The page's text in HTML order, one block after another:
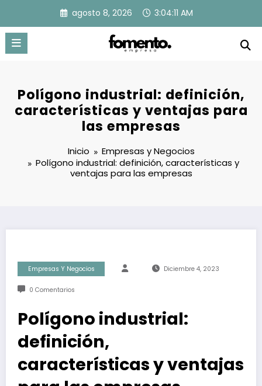
contenido
agosto 8, 2026 3:04:12 AM
Polígono industrial: definición,
características y ventajas para
las empresas
Inicio
Empresas y Negocios
Polígono industrial: definición, características y
ventajas para las empresas
Empresas Y Negocios Diciembre 4, 2023
0 Comentarios
Polígono industrial:
definición,
características y ventajas